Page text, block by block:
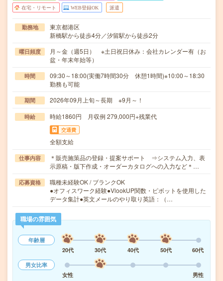
在宅・リモート WEB登録OK 派遣
勤務地
東京都港区
新橋駅から徒歩4分／汐留駅から徒歩2分
曜日頻度
月～金（週5日） ※土日祝日休み：会社カレンダー有（お
盆・年末年始等）
時間
09:30～18:00(実働7時間30分 休憩1時間)※10:00～18:30
勤務も可能
期間 2026年09月上旬～長期 ※9月～！
時給 時給1860円 月収例 279,000円+残業代
交通費
全額支給
仕事内容
＊販売施策品の登録・提案サポート ⇒システム入力、表
示原稿・版下作成・オーダーカタログへの入力など＊…
応募資格
職種未経験OK / ブランクOK
●オフィスワーク経験●VlookUP関数・ピボットを使用した
データ集計●英文メールのやり取り英語：（…
職場の雰囲気
年齢層
20代
30代 40代 50代
60代
男女比率
女性
男性